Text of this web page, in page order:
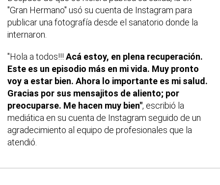
"Gran Hermano" usó su cuenta de Instagram para
publicar una fotografía desde el sanatorio donde la
internaron.
"Hola a todos!!! Acá estoy, en plena recuperación.
Este es un episodio más en mi vida. Muy pronto
voy a estar bien. Ahora lo importante es mi salud.
Gracias por sus mensajitos de aliento; por
preocuparse. Me hacen muy bien", escribió la
mediática en su cuenta de Instagram seguido de un
agradecimiento al equipo de profesionales que la
atendió.